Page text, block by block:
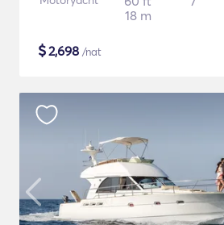
18 m
$2,698 /nat